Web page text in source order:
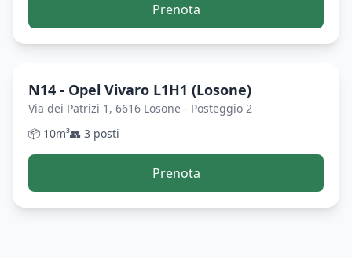
Prenota
N14 - Opel Vivaro L1H1 (Losone)
Via dei Patrizi 1, 6616 Losone - Posteggio 2
📦 10m³👥 3 posti
Prenota